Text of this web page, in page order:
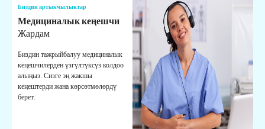
Биздин артыкчылыктар
Медициналык кеңешчи
Жардам
Биздин тажрыйбалуу медициналык
кеңешчилерден үзгүлтүксүз колдоо
алыңыз. Сизге эң жакшы
кеңештерди жана көрсөтмөлөрдү
берет.